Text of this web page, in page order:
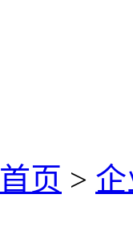
首页 >